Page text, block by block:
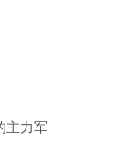
力军